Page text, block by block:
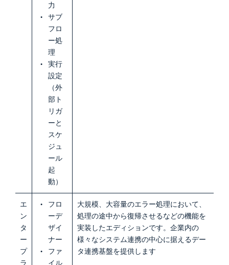
力
サブ
フロ
ー処
理
実行
設定
（外
部ト
リガ
ーと
スケ
ジュ
ール
起
動）
エ
ン
タ
ー
プ
ラ
フロ
ーデ
ザイ
ナー
ファ
イル
大規模、大容量のエラー処理において、
処理の途中から復帰させるなどの機能を
実装したエディションです。企業内の
様々なシステム連携の中心に据えるデー
タ連携基盤を提供します